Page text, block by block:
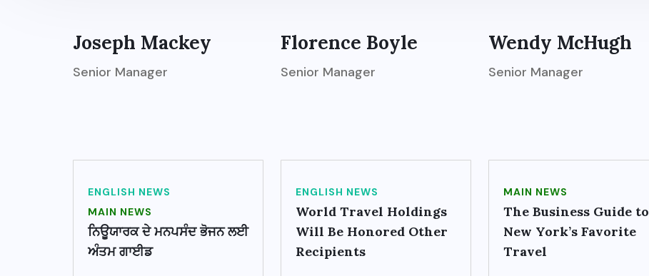
Joseph Mackey
Senior Manager
Florence Boyle
Senior Manager
Wendy McHugh
Senior Manager
ENGLISH NEWS
MAIN NEWS
ਨਿਊਯਾਰਕ ਦੇ ਮਨਪਸੰਦ ਭੋਜਨ ਲਈ
ਅੰਤਮ ਗਾਈਡ
ENGLISH NEWS
World Travel Holdings
Will Be Honored Other
Recipients
MAIN NEWS
The Business Guide to
New York’s Favorite
Travel